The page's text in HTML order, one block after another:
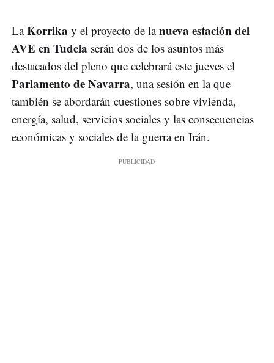
LaKorrika y el proyecto de lanueva estación del
AVE en Tudela serán dos de los asuntos más
destacados del pleno que celebrará este jueves el
Parlamento de Navarra, una sesión en la que
también se abordarán cuestiones sobre vivienda,
energía, salud, servicios sociales y las consecuencias
económicas y sociales de la guerra en Irán.